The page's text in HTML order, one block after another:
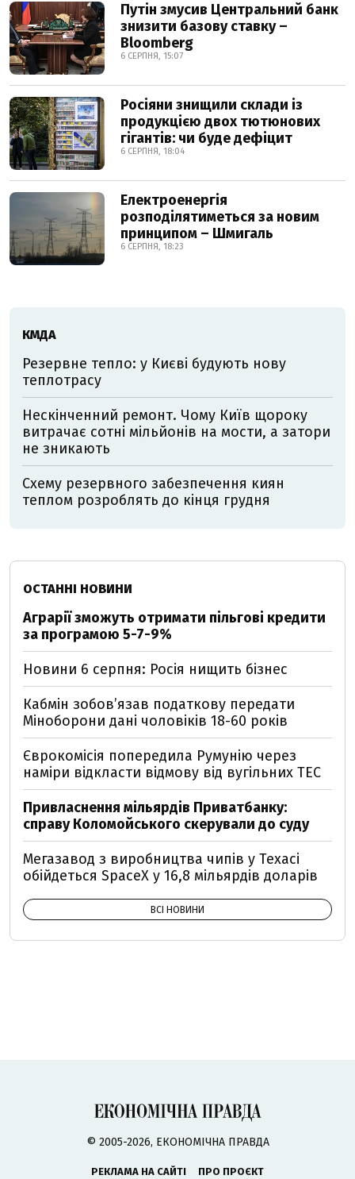
Путін змусив Центральний банк
знизити базову ставку –
Bloomberg
6 СЕРПНЯ, 15:07
Росіяни знищили склади із
продукцією двох тютюнових
гігантів: чи буде дефіцит
6 СЕРПНЯ, 18:04
Електроенергія
розподілятиметься за новим
принципом – Шмигаль
6 СЕРПНЯ, 18:23
КМДА
Резервне тепло: у Києві будують нову
теплотрасу
Нескінченний ремонт. Чому Київ щороку
витрачає сотні мільйонів на мости, а затори
не зникають
Схему резервного забезпечення киян
теплом розроблять до кінця грудня
ОСТАННІ НОВИНИ
Аграрії зможуть отримати пільгові кредити
за програмою 5-7-9%
Новини 6 серпня: Росія нищить бізнес
Кабмін зобовʼязав податкову передати
Міноборони дані чоловіків 18-60 років
Єврокомісія попередила Румунію через
наміри відкласти відмову від вугільних ТЕС
Привласнення мільярдів Приватбанку:
справу Коломойського скерували до суду
Мегазавод з виробництва чипів у Техасі
обійдеться SpaceX у 16,8 мільярдів доларів
ВСІ НОВИНИ
© 2005-2026, ЕКОНОМІЧНА ПРАВДА
РЕКЛАМА НА САЙТІ
ПРО ПРОЄКТ